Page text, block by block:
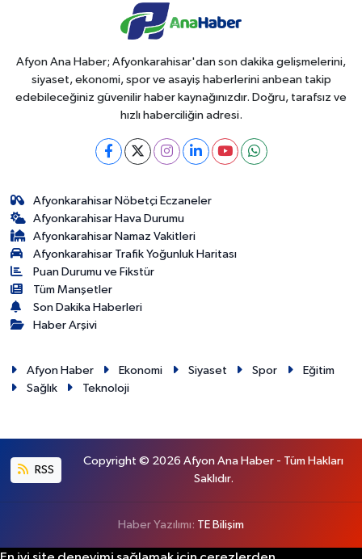
Afyon Ana Haber; Afyonkarahisar'dan son dakika gelişmelerini,
siyaset, ekonomi, spor ve asayiş haberlerini anbean takip
edebileceğiniz güvenilir haber kaynağınızdır. Doğru, tarafsız ve
hızlı haberciliğin adresi.
Afyonkarahisar Nöbetçi Eczaneler
Afyonkarahisar Hava Durumu
Afyonkarahisar Namaz Vakitleri
Afyonkarahisar Trafik Yoğunluk Haritası
Puan Durumu ve Fikstür
Tüm Manşetler
Son Dakika Haberleri
Haber Arşivi
Afyon Haber Ekonomi Siyaset Spor
Eğitim
Sağlık
Teknoloji
RSS
Copyright © 2026 Afyon Ana Haber - Tüm Hakları
Saklıdır.
Haber Yazılımı: TE Bilişim